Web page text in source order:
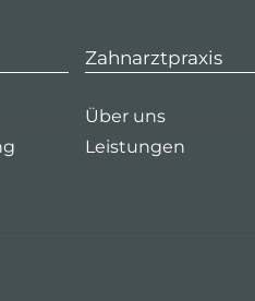
Zahnarztpraxis
Über uns
Leistungen